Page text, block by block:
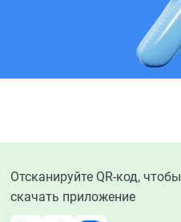
Отсканируйте QR-код, чтобы
скачать приложение